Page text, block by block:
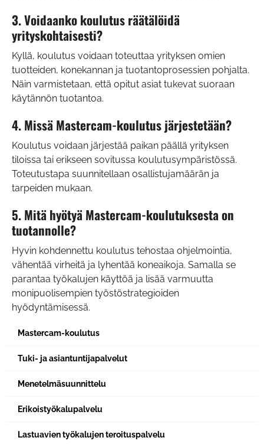
Mastercam-koulutus
Tuki- ja asiantuntijapalvelut
Menetelmäsuunnittelu
Erikoistyökalupalvelu
Lastuavien työkalujen teroituspalvelu
3. Voidaanko koulutus räätälöidä
yrityskohtaisesti?
Kyllä, koulutus voidaan toteuttaa yrityksen omien
tuotteiden, konekannan ja tuotantoprosessien pohjalta.
Näin varmistetaan, että opitut asiat tukevat suoraan
käytännön tuotantoa.
4. Missä Mastercam-koulutus järjestetään?
Koulutus voidaan järjestää paikan päällä yrityksen
tiloissa tai erikseen sovitussa koulutusympäristössä.
Toteutustapa suunnitellaan osallistujamäärän ja
tarpeiden mukaan.
5. Mitä hyötyä Mastercam-koulutuksesta on
tuotannolle?
Hyvin kohdennettu koulutus tehostaa ohjelmointia,
vähentää virheitä ja lyhentää koneaikoja. Samalla se
parantaa työkalujen käyttöä ja lisää varmuutta
monipuolisempien työstöstrategioiden
hyödyntämisessä.